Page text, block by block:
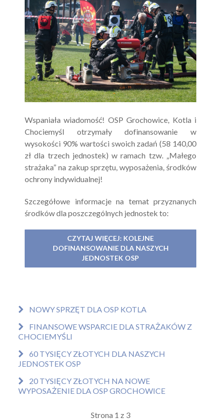
Wspaniała wiadomość! OSP Grochowice, Kotla i
Chociemyśl otrzymały dofinansowanie w
wysokości 90% wartości swoich zadań (58 140,00
zł dla trzech jednostek) w ramach tzw. „Małego
strażaka” na zakup sprzętu, wyposażenia, środków
ochrony indywidualnej!
Szczegółowe informacje na temat przyznanych
środków dla poszczególnych jednostek to:
CZYTAJ WIĘCEJ: KOLEJNE
DOFINANSOWANIE DLA NASZYCH
JEDNOSTEK OSP
NOWY SPRZĘT DLA OSP KOTLA
FINANSOWE WSPARCIE DLA STRAŻAKÓW Z
CHOCIEMYŚLI
60 TYSIĘCY ZŁOTYCH DLA NASZYCH
JEDNOSTEK OSP
20 TYSIĘCY ZŁOTYCH NA NOWE
WYPOSAŻENIE DLA OSP GROCHOWICE
Strona 1 z 3